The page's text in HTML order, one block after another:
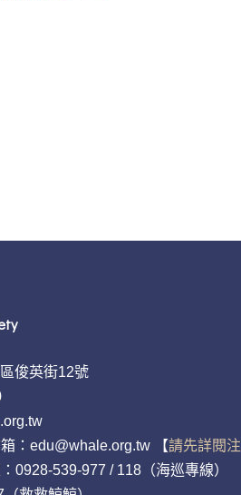
俊英街12號
：edu@whale.org.tw 【請先詳閱
0928-539-977 / 118（海巡專線）